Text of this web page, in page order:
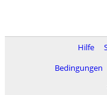
Hilfe
Bedingungen